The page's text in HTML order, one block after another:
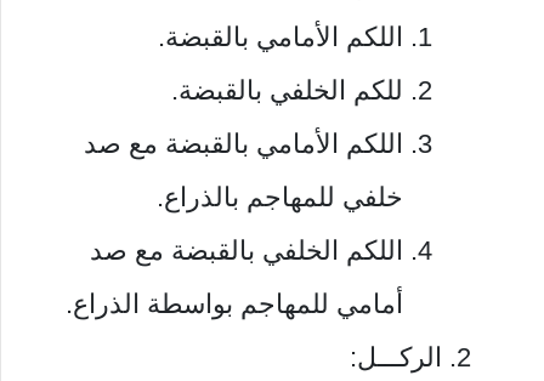
اللكم الأمامي بالقبضة.
للكم الخلفي بالقبضة.
اللكم الأمامي بالقبضة مع صد
خلفي للمهاجم بالذراع.
اللكم الخلفي بالقبضة مع صد
أمامي للمهاجم بواسطة الذراع.
الركـــل: